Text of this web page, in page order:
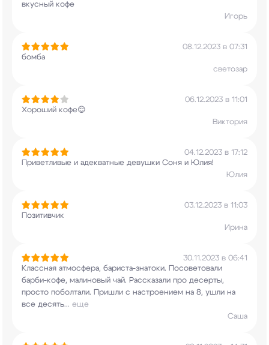
вкусный кофе
Игорь
08.12.2023 в 07:31
бомба
светозар
06.12.2023 в 11:01
Хороший кофе😌
Виктория
04.12.2023 в 17:12
Приветливые и адекватные девушки Соня и Юлия!
Юлия
03.12.2023 в 11:03
Позитивчик
Ирина
30.11.2023 в 06:41
Классная атмосфера, бариста-знатоки. Посоветовали
барби-кофе, малиновый чай. Рассказали про десерты,
просто поболтали. Пришли с настроением на 8, ушли на
все десять... еще
Саша